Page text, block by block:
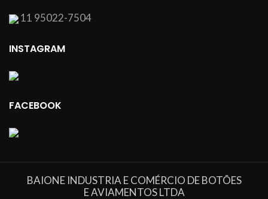
11 95022-7504
INSTAGRAM
FACEBOOK
BAIONE INDUSTRIA E COMÉRCIO DE BOTÕES
E AVIAMENTOS LTDA